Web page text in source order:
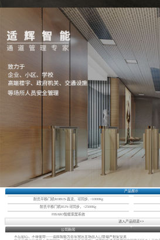
产品展示
耐氏平移门机ROBUS-直流，可同步, <1000Kg
耐氏平移门机RUN-可同步，<2500Kg
FIBARO智能家居系统
进入产品频道>>
公司新闻
不忘初心，不辱使命——适辉智能为百年党庆主场出入口管理严把安全关